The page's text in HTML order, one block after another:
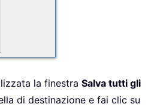
la finestra Salva tutti gli
di destinazione e fai clic su